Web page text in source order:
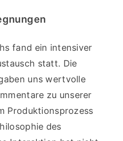
fand ein intensiver
statt. Die
uns wertvolle
zu unserer
Produktionsprozess
des